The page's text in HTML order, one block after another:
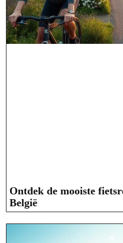
Ontdek de mooiste
België